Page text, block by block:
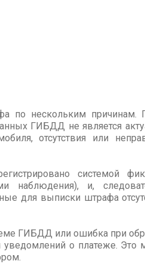
по нескольким причинам.
ГИБДД не является
отсутствия или
системой
наблюдения), и,
для выписки штрафа
ГИБДД или ошибка при
о платеже.